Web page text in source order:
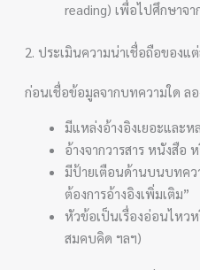
reading) เพื่อไปศึกษาจา
2. ประเมินความน่าเชื่อถือของแ
ก่อนเชื่อข้อมูลจากบทความใด ล
มีแหล่งอ้างอิงเยอะและห
อ้างจากวารสาร หนังสือ
มีป้ายเตือนด้านบนบทค
ต้องการอ้างอิงเพิ่มเติม”
หัวข้อเป็นเรื่องอ่อนไหว
สมคบคิด ฯลฯ)